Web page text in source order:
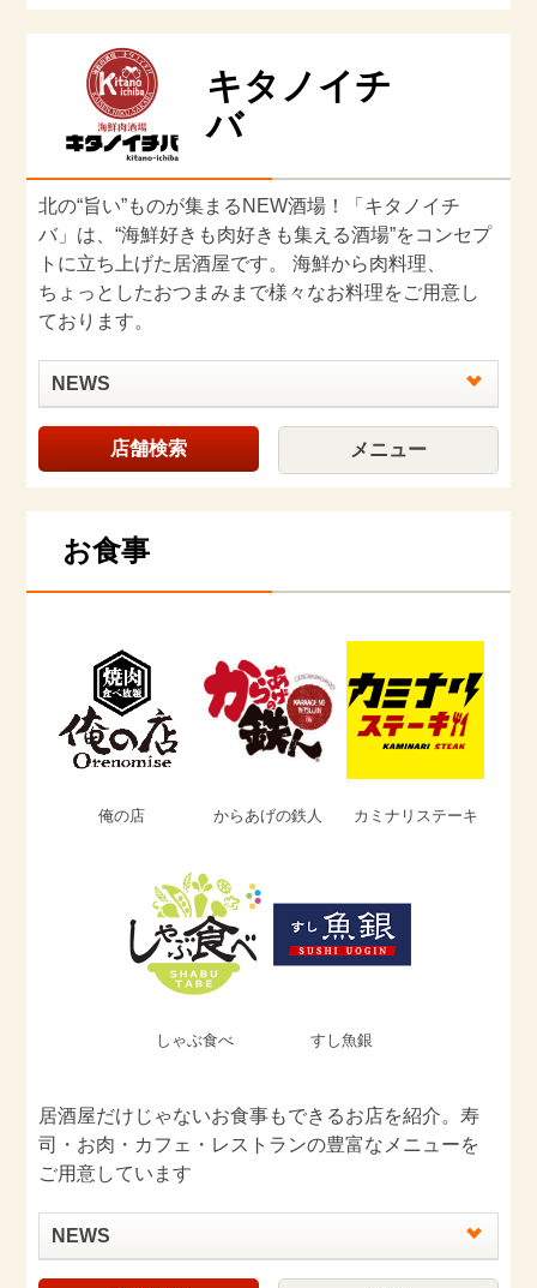
キタノイチ
バ
北の“旨い”ものが集まるNEW酒場！「キタノイチ
バ」は、“海鮮好きも肉好きも集える酒場”をコンセプ
トに立ち上げた居酒屋です。 海鮮から肉料理、
ちょっとしたおつまみまで様々なお料理をご用意し
ております。
NEWS
店舗検索 メニュー
お食事
俺の店 からあげの鉄人 カミナリステーキ
しゃぶ食べ すし魚銀
居酒屋だけじゃないお食事もできるお店を紹介。寿
司・お肉・カフェ・レストランの豊富なメニューを
ご用意しています
NEWS